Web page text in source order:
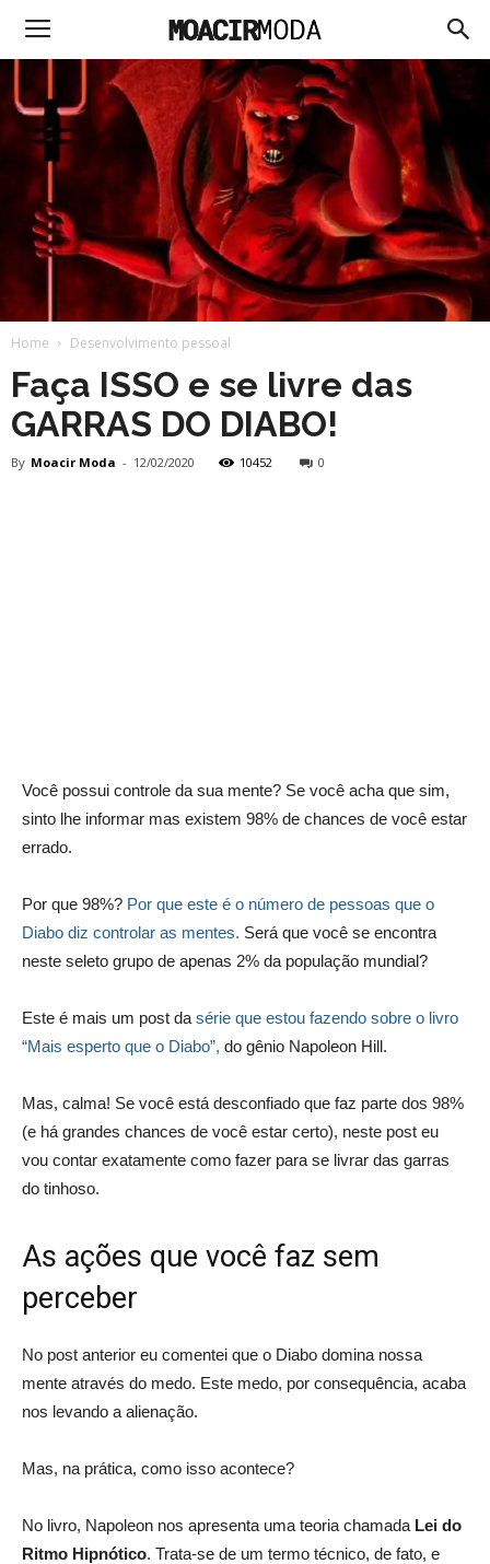
Moacir
Moda
Home Desenvolvimento pessoal
Faça ISSO e se livre das
GARRAS DO DIABO!
By Moacir Moda - 12/02/2020 10452 0
Você possui controle da sua mente? Se você acha que sim,
sinto lhe informar mas existem 98% de chances de você estar
errado.
Por que 98%? Por que este é o número de pessoas que o
Diabo diz controlar as mentes. Será que você se encontra
neste seleto grupo de apenas 2% da população mundial?
Este é mais um post da série que estou fazendo sobre o livro
“Mais esperto que o Diabo”, do gênio Napoleon Hill.
Mas, calma! Se você está desconfiado que faz parte dos 98%
(e há grandes chances de você estar certo), neste post eu
vou contar exatamente como fazer para se livrar das garras
do tinhoso.
As ações que você faz sem
perceber
No post anterior eu comentei que o Diabo domina nossa
mente através do medo. Este medo, por consequência, acaba
nos levando a alienação.
Mas, na prática, como isso acontece?
No livro, Napoleon nos apresenta uma teoria chamada Lei do
Ritmo Hipnótico. Trata-se de um termo técnico, de fato, e